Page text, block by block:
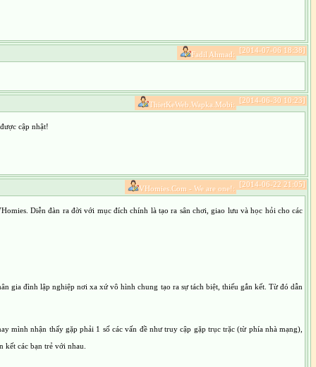
[2014-07-06 18:38]
Fadil Ahmad:
[2014-06-30 10:23]
ThietKeWeb.Wapka.Mobi:
cập nhật!
[2014-06-22 21:05]
VHomies.Com - We are one!:
Diễn đàn ra đời với mục đích chính là tạo ra sân chơi, giao lưu và học hỏi cho các
gia đình lập nghiệp nơi xa xứ vô hình chung tạo ra sự tách biệt, thiếu gắn kết. Từ đó dẫn
mình nhận thấy gặp phải 1 số các vấn đề như truy cập gặp trục trặc (từ phía nhà mạng),
các bạn trẻ với nhau.